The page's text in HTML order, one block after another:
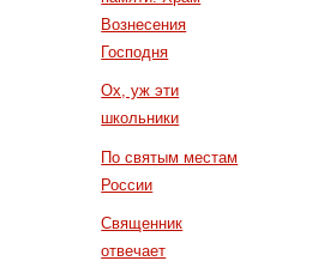
Вознесения
Господня
Ох, уж эти
школьники
По святым местам
России
Священник
отвечает